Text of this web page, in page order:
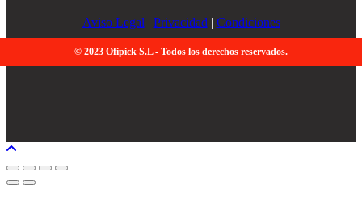
Aviso Legal | Privacidad | Condiciones
© 2023 Ofipick S.L - Todos los derechos reservados.